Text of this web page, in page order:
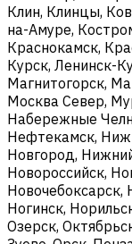
Клин, Клинцы,
на-Амуре,
Краснокамск,
Курск, Ленинск-
Магнитогорск,
Москва Север,
Набережные
Нефтекамск,
Новгород,
Новороссийск,
Новочебоксарск,
Ногинск,
Озерск,